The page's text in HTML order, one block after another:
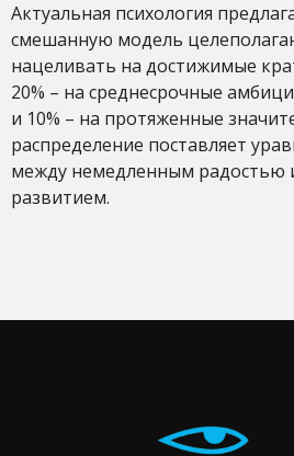
Актуальная психология
смешанную модель
нацеливать на достижимые
20% – на среднесрочные
и 10% – на протяженные
распределение поставляет
между немедленным радостью
развитием.